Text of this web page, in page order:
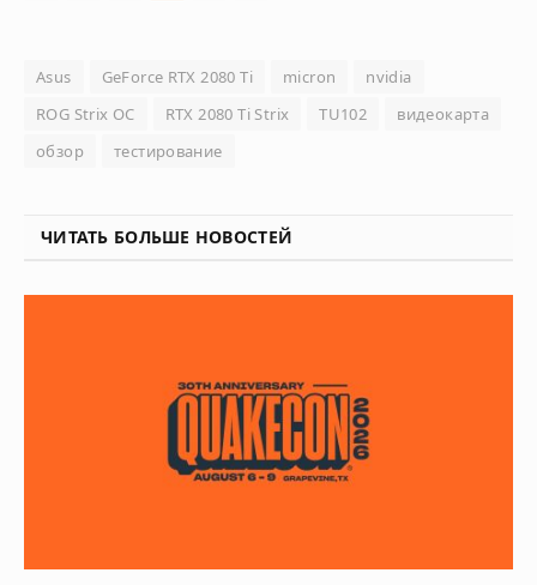
Asus GeForce RTX 2080 Ti micron
nvidia
ROG Strix OC
RTX 2080 Ti Strix TU102
видеокарта
обзор
тестирование
ЧИТАТЬ БОЛЬШЕ НОВОСТЕЙ